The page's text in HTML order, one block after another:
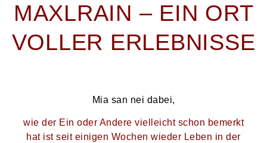
MAXLRAIN – EIN ORT
VOLLER ERLEBNISSE
Mia san nei dabei,
wie der Ein oder Andere vielleicht schon bemerkt
hat ist seit einigen Wochen wieder Leben in der